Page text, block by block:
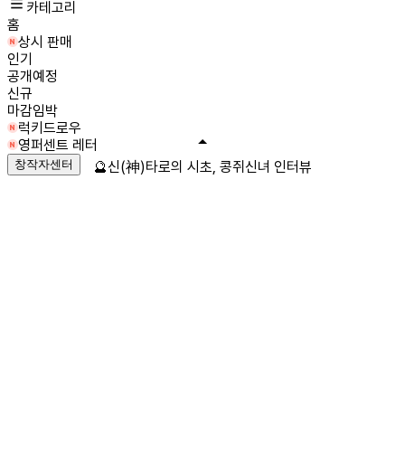
카테고리
홈
상시 판매
인기
공개예정
신규
마감임박
럭키드로우
영퍼센트 레터
창작자센터 🔮신(神)타로의 시초, 콩쥐신녀 인터뷰